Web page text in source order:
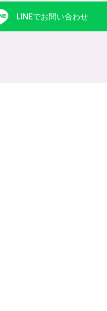
LINEでお問い合わせ